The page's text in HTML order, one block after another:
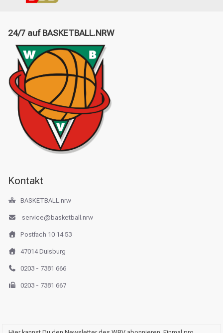
24/7 auf BASKETBALL.NRW
Kontakt
BASKETBALL.nrw
service@basketball.nrw
Postfach 10 14 53
47014 Duisburg
0203 - 7381 666
0203 - 7381 667